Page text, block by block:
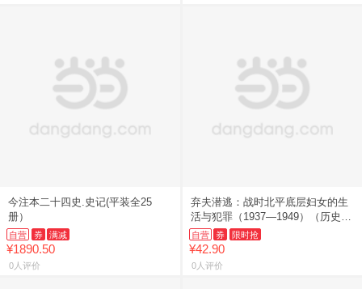
今注本二十四史.史记(平装全25
册）
自营 券 满减
¥1890.50
0人评价
弃夫潜逃：战时北平底层妇女的生
活与犯罪（1937—1949）（历史之
眼）
自营 券 限时抢
¥42.90
0人评价